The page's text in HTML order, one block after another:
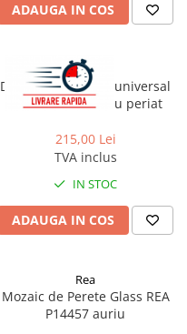
ADAUGA IN COS
Rea
Dop pentru lavoar universal
clic-clac Rea cupru periat
215,00 Lei
TVA inclus
IN STOC
ADAUGA IN COS
Rea
Mozaic de Perete Glass REA
P14457 auriu